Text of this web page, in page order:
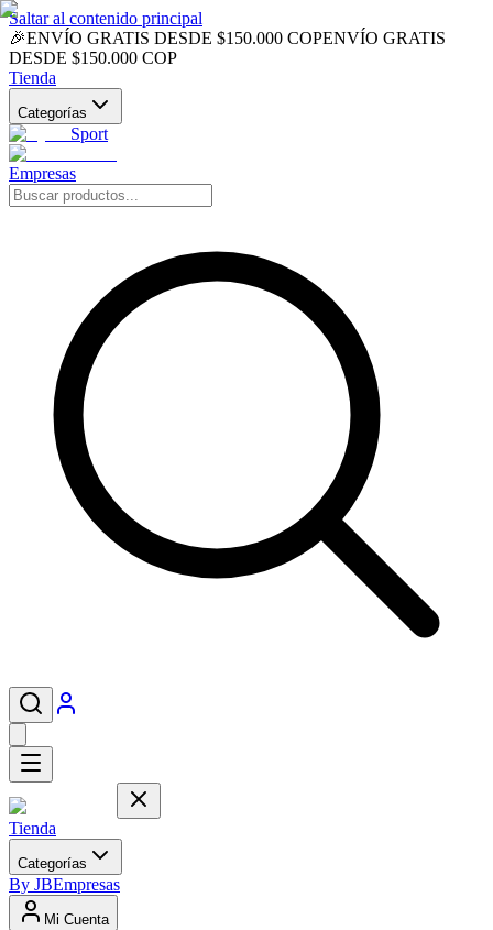
Saltar al contenido principal
🎉ENVÍO GRATIS DESDE $150.000 COPENVÍO GRATIS
DESDE $150.000 COP
Tienda
Categorías
Sport
Empresas
Tienda
Categorías
By JBEmpresas
Mi Cuenta